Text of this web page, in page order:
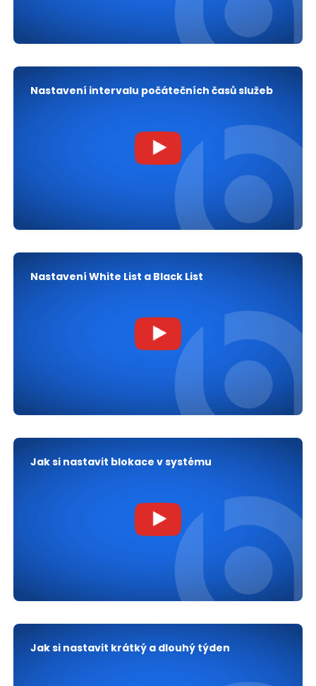
Nastavení intervalu počátečních časů služeb
Nastavení White List a Black List
Jak si nastavit blokace v systému
Jak si nastavit krátký a dlouhý týden